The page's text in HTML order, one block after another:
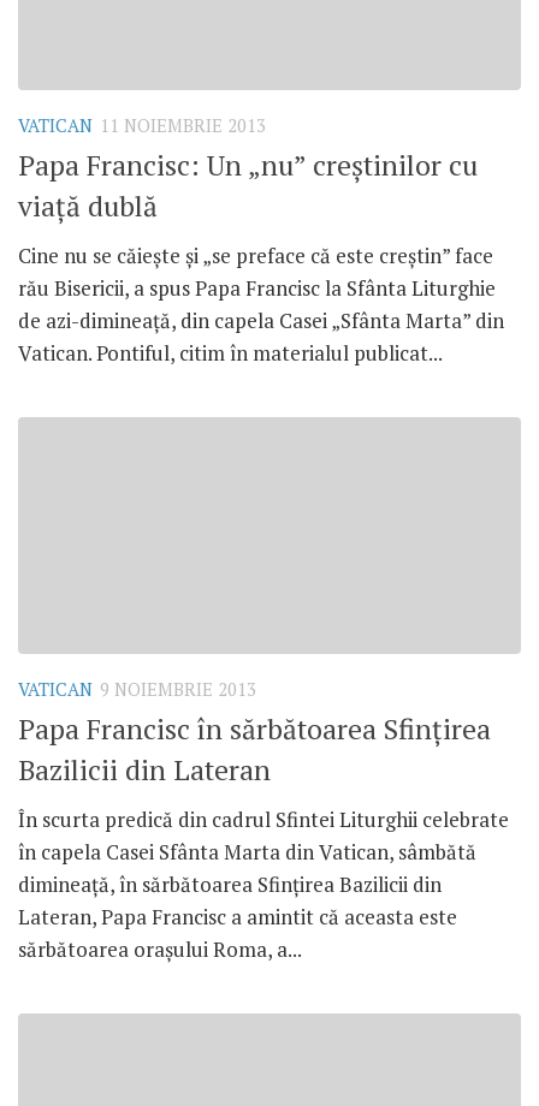
VATICAN 11 NOIEMBRIE 2013
Papa Francisc: Un „nu” creştinilor cu
viaţă dublă
Cine nu se căieşte şi „se preface că este creştin” face
rău Bisericii, a spus Papa Francisc la Sfânta Liturghie
de azi-dimineaţă, din capela Casei „Sfânta Marta” din
Vatican. Pontiful, citim în materialul publicat...
VATICAN 9 NOIEMBRIE 2013
Papa Francisc în sărbătoarea Sfinţirea
Bazilicii din Lateran
În scurta predică din cadrul Sfintei Liturghii celebrate
în capela Casei Sfânta Marta din Vatican, sâmbătă
dimineaţă, în sărbătoarea Sfinţirea Bazilicii din
Lateran, Papa Francisc a amintit că aceasta este
sărbătoarea oraşului Roma, a...